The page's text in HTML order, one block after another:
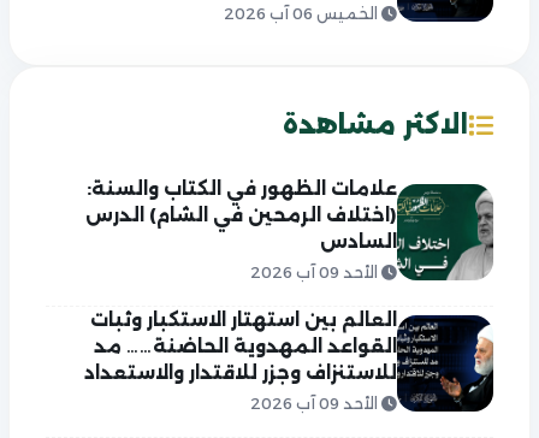
الخميس 06 آب 2026
الاكثر مشاهدة
علامات الظهور في الكتاب والسنة:
(اختلاف الرمحين في الشام) الدرس
السادس
الأحد 09 آب 2026
العالم بين استهتار الاستكبار وثبات
القواعد المهدوية الحاضنة…… مد
للاستنزاف وجزر للاقتدار والاستعداد
الأحد 09 آب 2026